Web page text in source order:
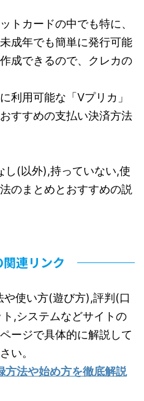
トカードの中でも特に、
成年でも簡単に発行可能
成できるので、クレカの
利用可能な「Vプリカ」
すすめの支払い決済方法
し(以外),持っていない,使
のまとめとおすすめの説
関連リンク
使い方(遊び方),評判(口
,システムなどサイトの
ージで具体的に解説して
い。
法や始め方を徹底解説